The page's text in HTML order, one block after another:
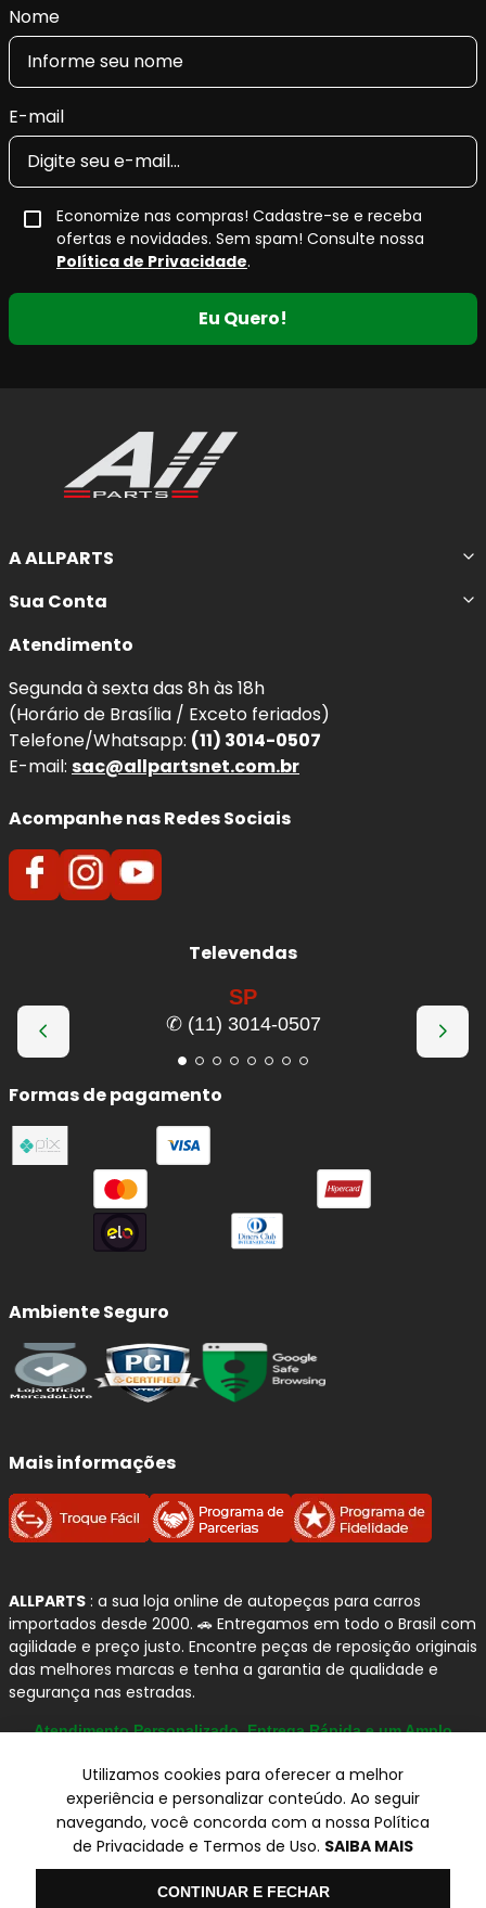
Nome
E-mail
Economize nas compras! Cadastre-se e receba
ofertas e novidades. Sem spam! Consulte nossa
Política de Privacidade.
Eu Quero!
A ALLPARTS
Sua Conta
Atendimento
Segunda à sexta das 8h às 18h
(Horário de Brasília / Exceto feriados)
Telefone/Whatsapp: (11) 3014-0507
E-mail: sac@allpartsnet.com.br
Acompanhe nas Redes Sociais
Televendas
SP
✆ (11) 3014-0507
Formas de pagamento
Ambiente Seguro
Mais informações
ALLPARTS : a sua loja online de autopeças para carros
importados desde 2000. 🚗 Entregamos em todo o Brasil com
agilidade e preço justo. Encontre peças de reposição originais
das melhores marcas e tenha a garantia de qualidade e
segurança nas estradas.
Atendimento Personalizado, Entrega Rápida e um Amplo
© Copyright 2000-2026
ALLPARTS Com. de Peças Automotivas Ltda.
CNPJ 03.724.695/0001-42 - Av. Avelino Capellato, 450 - Santa
Utilizamos cookies para oferecer a melhor
experiência e personalizar conteúdo. Ao seguir
navegando, você concorda com a nossa Política
de Privacidade e Termos de Uso. SAIBA MAIS
CONTINUAR E FECHAR